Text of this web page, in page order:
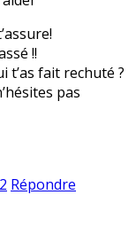
!!
t’as fait rechuté ?
pas
Répondre